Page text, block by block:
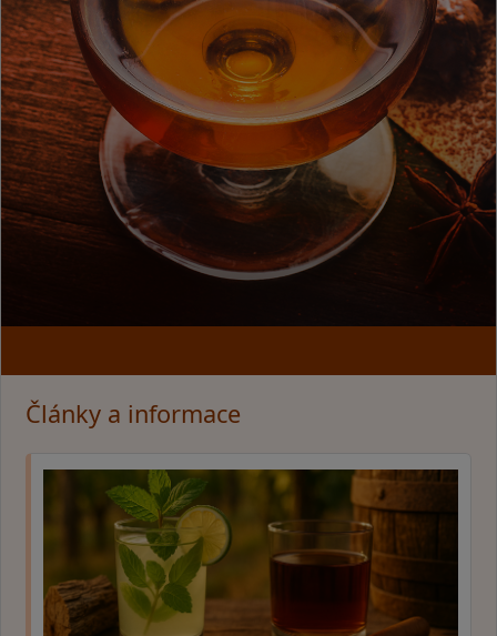
Články a informace